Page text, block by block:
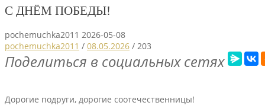
С ДНЁМ ПОБЕДЫ!
pochemuchka2011 2026-05-08
pochemuchka2011 / 08.05.2026 / 203
Поделиться в социальных сетях
Дорогие подруги, дорогие соотечественницы!